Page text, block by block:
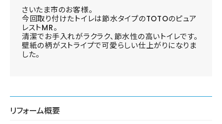
さいたま市のお客様。
今回取り付けたトイレは節水タイプのTOTOのピュア
レストMR。
清潔でお手入れがラクラク、節水性の高いトイレです。
壁紙の柄がストライプで可愛らしい仕上がりになりま
した。
リフォーム概要